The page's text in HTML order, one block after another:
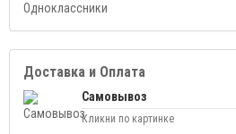
Одноклассники
Доставка и Оплата
Самовывоз
Кликни по картинке